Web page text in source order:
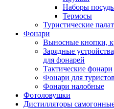
Наборы
Термосы
Туристические
Фонари
Выносные кнопки,
Зарядные
для фонарей
Тактические фонари
Фонари для
Фонари налобные
Фотоловушки
Дистилляторы